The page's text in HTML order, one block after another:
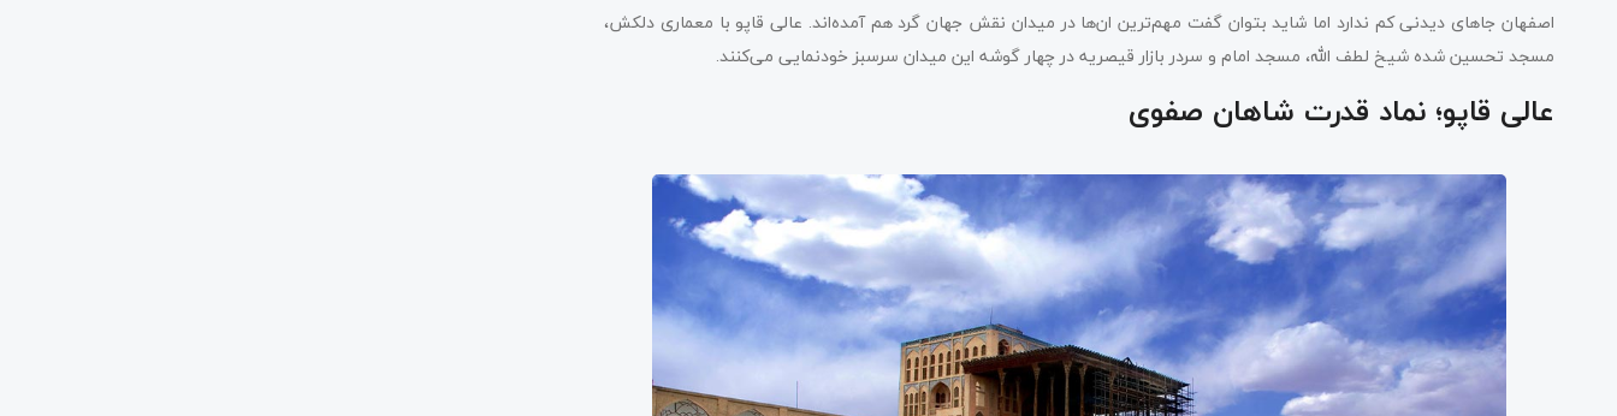
اصفهان جاهای دیدنی کم ندارد اما شاید بتوان گفت مهم‌ترین ان‌ها در میدان نقش جهان گرد هم آمده‌اند. عالی قاپو با معماری دلکش،
مسجد تحسین شده شیخ لطف الله، مسجد امام و سردر بازار قیصریه در چهار گوشه این میدان سرسبز خودنمایی می‌کنند.
عالی قاپو؛ نماد قدرت شاهان صفوی